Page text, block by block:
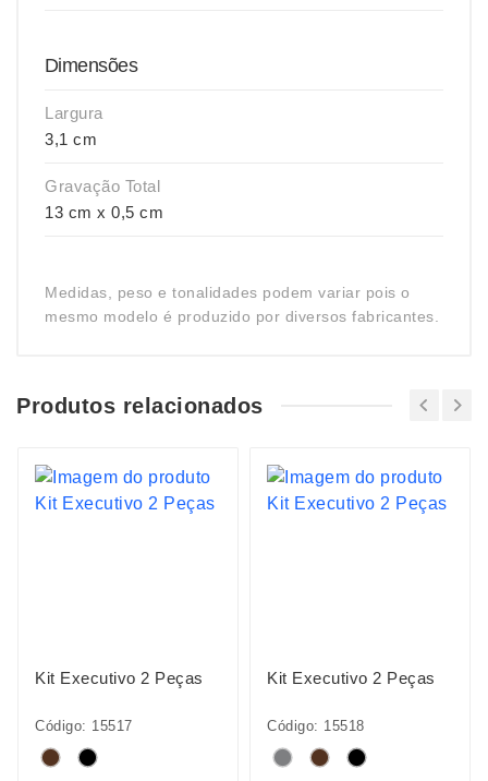
Dimensões
Largura
3,1 cm
Gravação Total
13 cm x 0,5 cm
Medidas, peso e tonalidades podem variar pois o
mesmo modelo é produzido por diversos fabricantes.
Produtos relacionados
Kit Executivo 2 Peças
Código: 15517
Kit Executivo 2 Peças
Código: 15518